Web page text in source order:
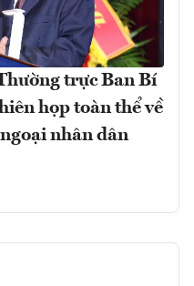
trực Ban Bí
họp toàn thể về
nhân dân